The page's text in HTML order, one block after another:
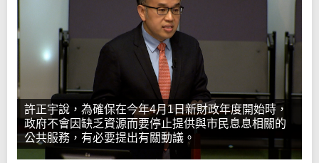
許正宇說，為確保在今年4月1日新財政年度開始時，
政府不會因缺乏資源而要停止提供與市民息息相關的
公共服務，有必要提出有關動議。